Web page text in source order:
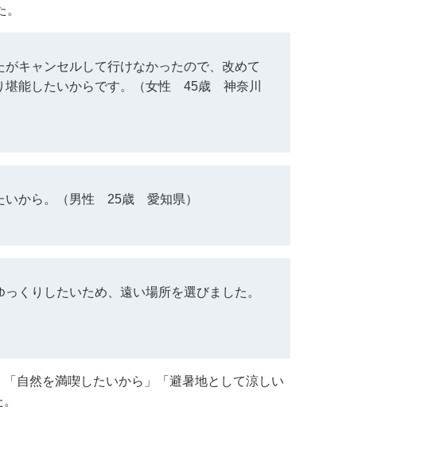
キャンセルして行けなかったので、改めて
堪能したいからです。（女性 45歳 神奈川
いから。（男性 25歳 愛知県）
くりしたいため、遠い場所を選びました。
自然を満喫したいから」「避暑地として涼しい